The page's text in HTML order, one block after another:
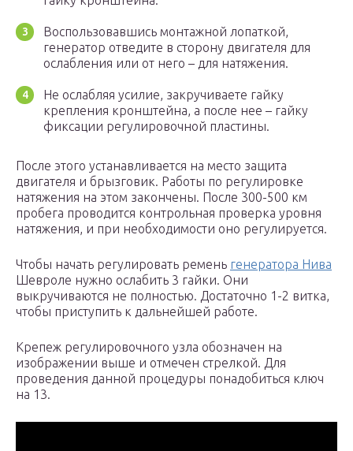
Воспользовавшись монтажной лопаткой,
генератор отведите в сторону двигателя для
ослабления или от него – для натяжения.
Не ослабляя усилие, закручиваете гайку
крепления кронштейна, а после нее – гайку
фиксации регулировочной пластины.
После этого устанавливается на место защита
двигателя и брызговик. Работы по регулировке
натяжения на этом закончены. После 300-500 км
пробега проводится контрольная проверка уровня
натяжения, и при необходимости оно регулируется.
Чтобы начать регулировать ремень генератора Нива
Шевроле нужно ослабить 3 гайки. Они
выкручиваются не полностью. Достаточно 1-2 витка,
чтобы приступить к дальнейшей работе.
Крепеж регулировочного узла обозначен на
изображении выше и отмечен стрелкой. Для
проведения данной процедуры понадобиться ключ
на 13.